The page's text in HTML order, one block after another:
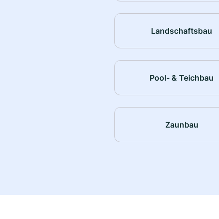
Landschaftsbau
Pool- & Teichbau
Zaunbau